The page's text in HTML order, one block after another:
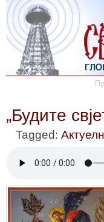
„Будите
Tagged: